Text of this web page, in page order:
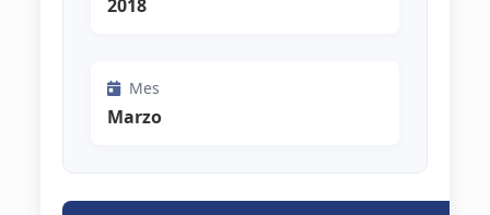
2018
Mes
Marzo